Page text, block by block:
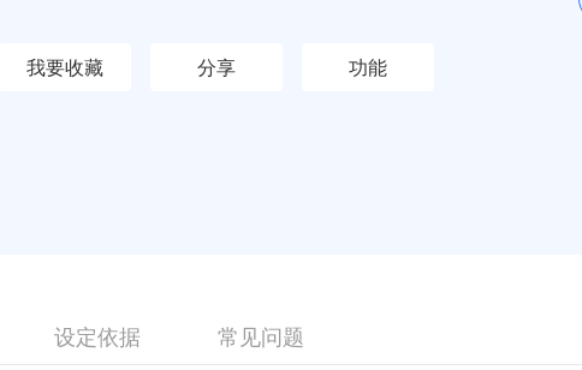
我要收藏 分享 功能
设定依据 常见问题